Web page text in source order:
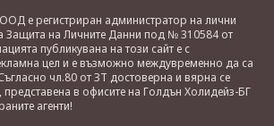
е регистриран администратор на лични
Защита на Личните Данни под № 310584 от
публикувана на този сайт е с
цел и е възможно междувременно да са
чл.80 от ЗТ достоверна и вярна се
в офисите на Голдън Холидейз-БГ
агенти!